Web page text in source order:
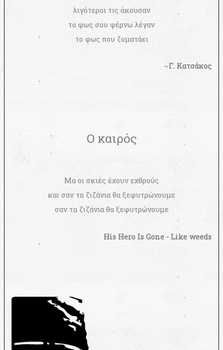
λιγότεροι τις άκουσαν
το φως σου φέρνω λέγαν
το φως που ζοματάει
~Γ. Κατσάκος
Ο καιρός
Μα οι σκιές έχουν εχθρούς
και σαν τα ζιζάνια θα ξεφυτρώνουμε
σαν τα ζιζάνια θα ξεφυτρώνουμε
His Hero Is Gone - Like weeds